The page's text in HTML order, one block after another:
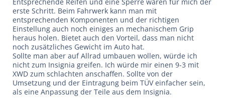
erste Schritt. Beim Fahrwerk kann man mit
entsprechenden Komponenten und der richtigen
Einstellung auch noch einiges an mechanischem Grip
heraus holen. Bietet auch den Vorteil, dass man nicht
noch zusätzliches Gewicht im Auto hat.
Sollte man aber auf Allrad umbauen wollen, würde ich
nicht zum Insignia greifen. Ich würde mir einen 9-3 mit
XWD zum schlachten anschaffen. Sollte von der
Umsetzung und der Eintragung beim TÜV einfacher sein,
als eine Anpassung der Teile aus dem Insignia.